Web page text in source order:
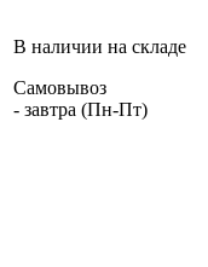
В наличии на складе
Самовывоз
- завтра (Пн-Пт)